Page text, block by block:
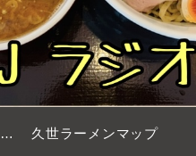
プロフィール・ボイスサンプル 久世ラーメンマップ